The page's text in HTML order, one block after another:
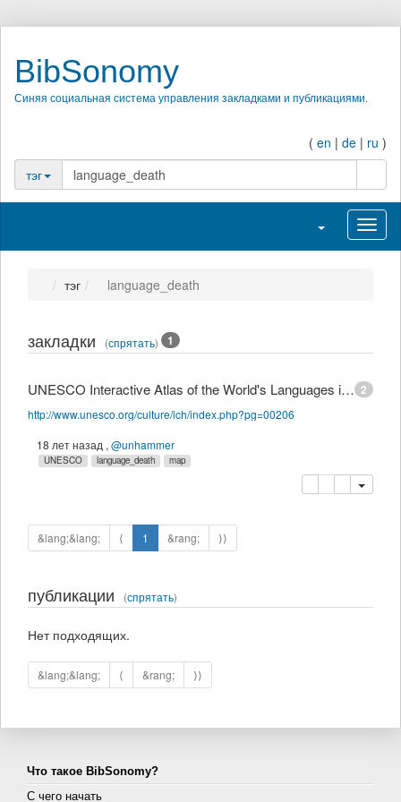
BibSonomy
Синяя социальная система управления закладками и публикациями.
( en | de | ru )
тэг
Переключить
тэг language_death
закладки (спрятать) 1
2
UNESCO Interactive Atlas of the World's Languages in Danger
http://www.unesco.org/culture/ich/index.php?pg=00206
18 лет назад , @unhammer
UNESCO language_death map
копировать
удалить
&lang;&lang; ⟨ 1 &rang; ⟩⟩
публикации (спрятать)
Нет подходящих.
&lang;&lang; ⟨ &rang; ⟩⟩
Что такое BibSonomy?
С чего начать